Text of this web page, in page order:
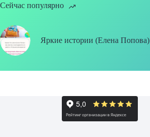
Сейчас популярно
Яркие истории (Елена Попова)